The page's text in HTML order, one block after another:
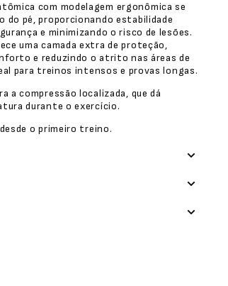
com modelagem ergonômica se
do pé, proporcionando estabilidade
e minimizando o risco de lesões.
uma camada extra de proteção,
e reduzindo o atrito nas áreas de
para treinos intensos e provas longas.
a compressão localizada, que dá
durante o exercício.
o primeiro treino.